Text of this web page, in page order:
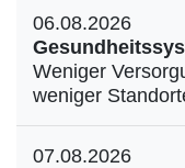
06.08.2026
Weniger
weniger
07.08.2026